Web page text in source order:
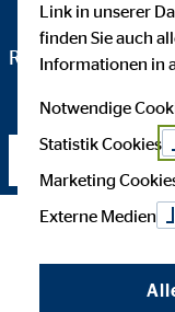
Regionaldirektorin
Kontakt
Link in unserer
finden Sie auch
Informationen in
Notwendige
Statistik Cookies
Marketing
Externe Medien